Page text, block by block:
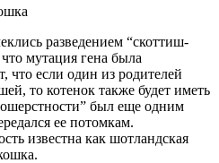
разведением “скоттиш-
мутация гена была
что если один из родителей
то котенок также будет иметь
был еще одним
ее потомкам.
известна как шотландская